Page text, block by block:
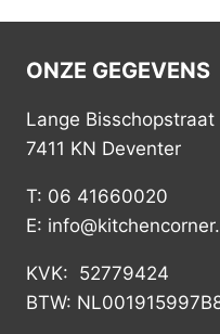
ONZE GEGEVENS
Lange Bisschopstraat
7411 KN Deventer
T: 06 41660020
E:
KVK: 52779424
BTW: